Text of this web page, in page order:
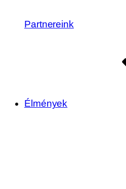
Partnereink
Élmények